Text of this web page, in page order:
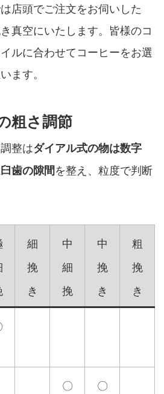
店頭でご注文をお伺いした
真空にいたします。皆様のコ
ルに合わせてコーヒーをお選
ます。
粗さ調節
整はダイアル式の物は数字
歯の隙間を整え、粒度で判断
細
挽
き
中
細
挽
中
挽
き
粗
挽
き
〇 〇